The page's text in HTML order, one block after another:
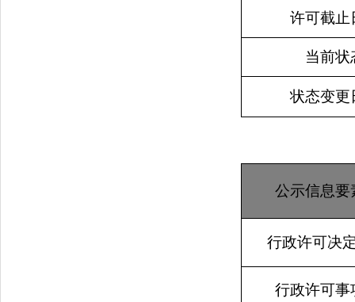
许可截止
当前状
状态变更
公示信息要
行政许可决
行政许可事